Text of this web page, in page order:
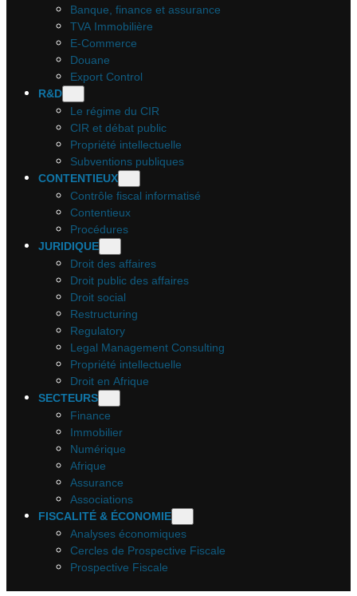
Banque, finance et assurance
TVA Immobilière
E-Commerce
Douane
Export Control
R&D
Le régime du CIR
CIR et débat public
Propriété intellectuelle
Subventions publiques
CONTENTIEUX
Contrôle fiscal informatisé
Contentieux
Procédures
JURIDIQUE
Droit des affaires
Droit public des affaires
Droit social
Restructuring
Regulatory
Legal Management Consulting
Propriété intellectuelle
Droit en Afrique
SECTEURS
Finance
Immobilier
Numérique
Afrique
Assurance
Associations
FISCALITÉ & ÉCONOMIE
Analyses économiques
Cercles de Prospective Fiscale
Prospective Fiscale